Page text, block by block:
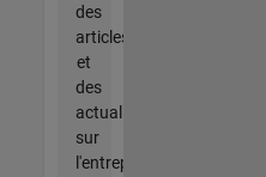
des
articles
et
des
actualités
sur
l'entreprise.